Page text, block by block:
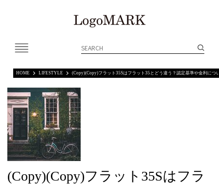
BUSINESS
LIFESTYLE
NATURE WELL BEING
HOME Clipkitクラウド デモサイト【TEXT】
LIFESTYLE (Copy)(Copy)フラット35Sはフラット35とどう違う？認定基準や金利につ
(Copy)(Copy)フラット35Sはフラ